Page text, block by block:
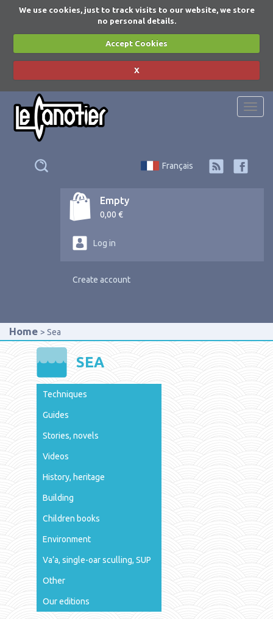
We use cookies, just to track visits to our website, we store
no personal details.
Accept Cookies
X
Français
Empty
0,00 €
Log in
Create account
Home Sea
SEA
Techniques
Guides
Stories, novels
Videos
History, heritage
Building
Children books
Environment
Va’a, single-oar sculling, SUP
Other
Our editions